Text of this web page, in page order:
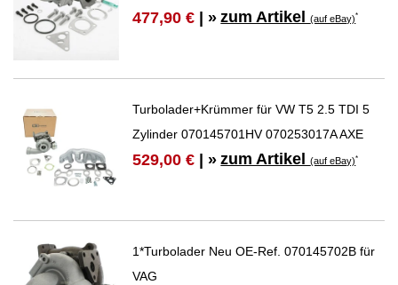
477,90 € | » zum Artikel(auf eBay)*
Turbolader+Krümmer für VW T5 2.5 TDI 5
Zylinder 070145701HV 070253017A AXE
529,00 € | » zum Artikel(auf eBay)*
1*Turbolader Neu OE-Ref. 070145702B für
VAG